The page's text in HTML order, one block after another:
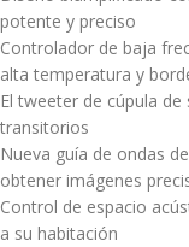
potente y preciso
Controlador de baja
alta temperatura y
El tweeter de cúpula
transitorios
Nueva guía de ondas
obtener imágenes
Control de espacio
a su habitación